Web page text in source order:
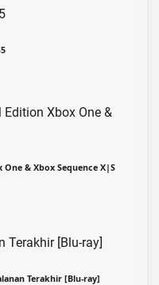
One & Xbox Sequence X|S
Terakhir [Blu-ray]